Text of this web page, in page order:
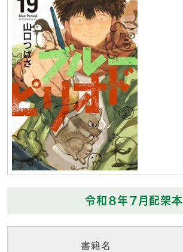
令和８年７月配架本
書籍名